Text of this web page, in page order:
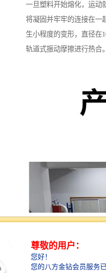
一旦塑料开始熔化，运动
将凝固并牢牢的连接在一
生小程度的变形，直径在
轨道式振动摩擦进行热合。